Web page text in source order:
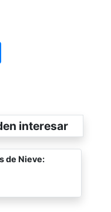
interesar
de Nieve: